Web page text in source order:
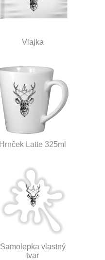
Vlajka
Hrnček Latte 325ml
Samolepka vlastný
tvar